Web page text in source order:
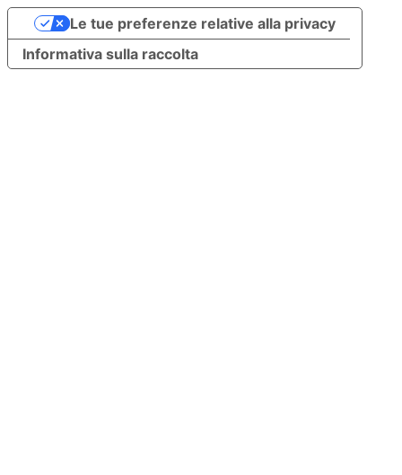
Informativa sulla raccolta
Le tue preferenze relative alla privacy